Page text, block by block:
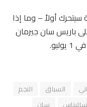
أولاً – وما إذا
باريس سان جيرمان
السباق
النجم